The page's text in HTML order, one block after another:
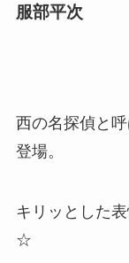
服部平次
西の名探偵と
登場。
キリッとした
☆